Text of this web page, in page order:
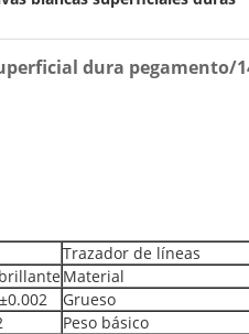
dura
Trazador de líneas
Material
Grueso
Peso básico